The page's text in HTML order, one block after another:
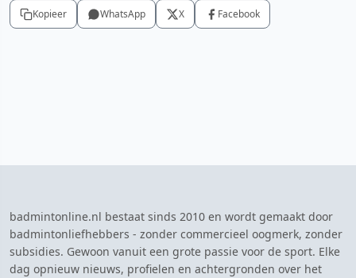
Kopieer WhatsApp X Facebook
badmintonline.nl bestaat sinds 2010 en wordt gemaakt door
badmintonliefhebbers - zonder commercieel oogmerk, zonder
subsidies. Gewoon vanuit een grote passie voor de sport. Elke
dag opnieuw nieuws, profielen en achtergronden over het